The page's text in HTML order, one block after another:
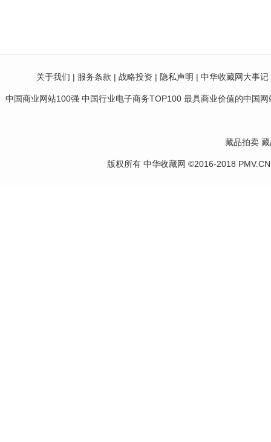
关于我们 | 服务条款 | 战略投资 | 隐私声明 | 中华收藏网大事记
中国商业网站100强 中国行业电子商务TOP100 最具商业价值的中国
藏品拍卖
版权所有 中华收藏网 ©2016-2018